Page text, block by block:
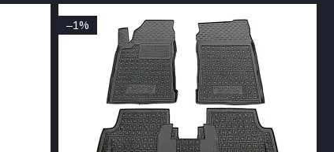
–1%